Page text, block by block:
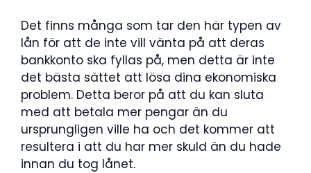
Det finns många som tar den här typen av
lån för att de inte vill vänta på att deras
bankkonto ska fyllas på, men detta är inte
det bästa sättet att lösa dina ekonomiska
problem. Detta beror på att du kan sluta
med att betala mer pengar än du
ursprungligen ville ha och det kommer att
resultera i att du har mer skuld än du hade
innan du tog lånet.